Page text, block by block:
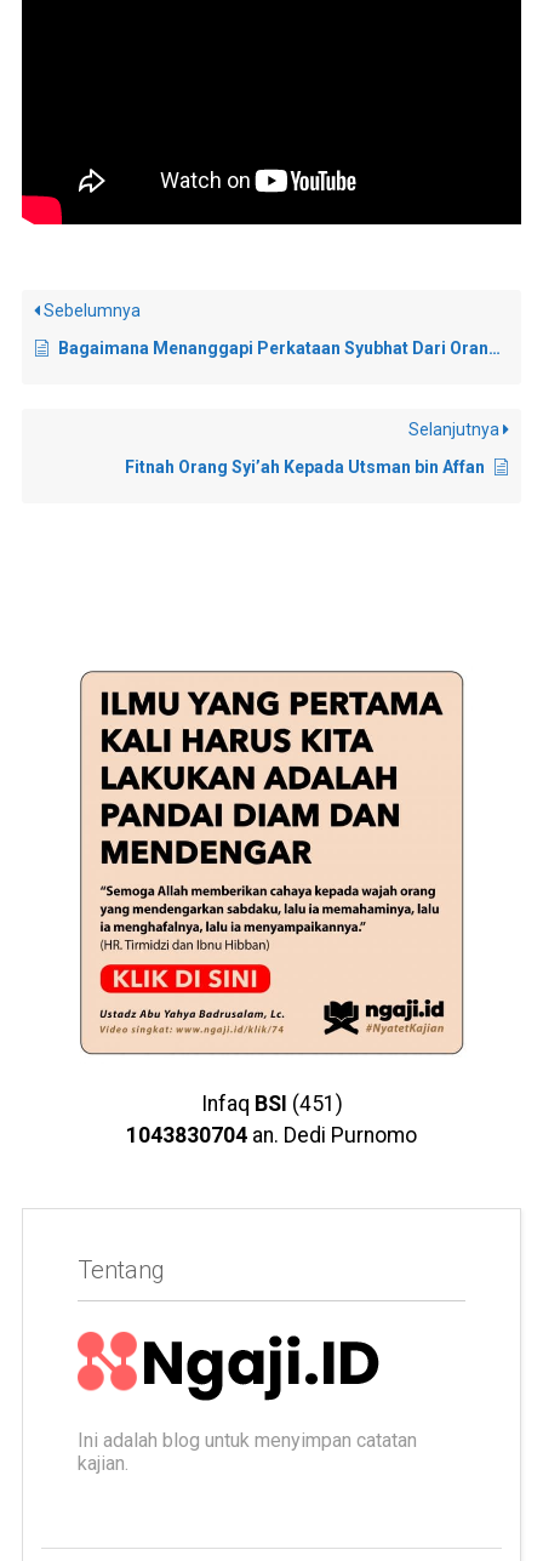
Sebelumnya
Bagaimana Menanggapi Perkataan Syubhat Dari Orang Syi’ah?
Selanjutnya
Fitnah Orang Syi’ah Kepada Utsman bin Affan
Infaq BSI (451)
1043830704 an. Dedi Purnomo
Tentang
Ini adalah blog untuk menyimpan catatan
kajian.